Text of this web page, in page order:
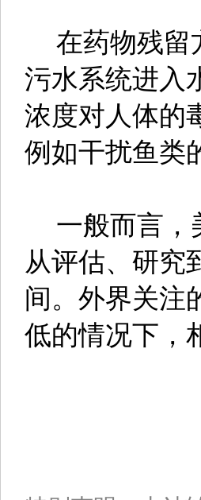
在药物残留
污水系统进入
浓度对人体的
例如干扰鱼类
一般而言，
从评估、研究
间。外界关注
低的情况下，